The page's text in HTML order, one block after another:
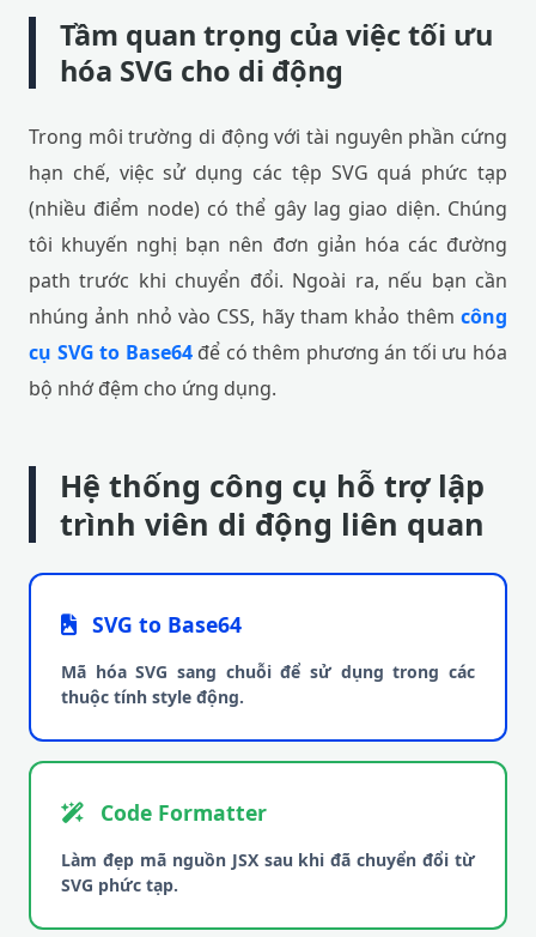
Tầm quan trọng của việc tối ưu
hóa SVG cho di động
Trong môi trường di động với tài nguyên phần cứng
hạn chế, việc sử dụng các tệp SVG quá phức tạp
(nhiều điểm node) có thể gây lag giao diện. Chúng
tôi khuyến nghị bạn nên đơn giản hóa các đường
path trước khi chuyển đổi. Ngoài ra, nếu bạn cần
nhúng ảnh nhỏ vào CSS, hãy tham khảo thêm công
cụ SVG to Base64để có thêm phương án tối ưu hóa
bộ nhớ đệm cho ứng dụng.
Hệ thống công cụ hỗ trợ lập
trình viên di động liên quan
SVG to Base64
Mã hóa SVG sang chuỗi để sử dụng trong các
thuộc tính style động.
Code Formatter
Làm đẹp mã nguồn JSX sau khi đã chuyển đổi từ
SVG phức tạp.